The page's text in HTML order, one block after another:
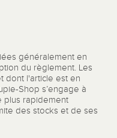
généralement en
du règlement. Les
dont l'article est en
Shop s’engage à
rapidement
des stocks et de ses